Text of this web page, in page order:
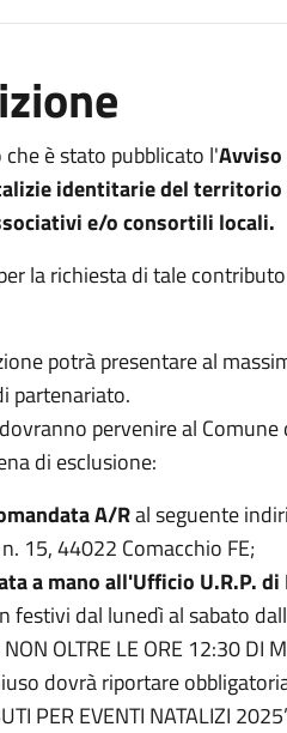
è stato pubblicato l'
identitarie del territorio
e/o consortili locali.
la richiesta di tale
potrà presentare al
partenariato.
pervenire al
di esclusione:
A/Ral seguente
15, 44022 Comacchio FE;
a mano all'Ufficio U.R.P.
festivi dal lunedì al sabato
NON OLTRE LE ORE 12:30 DI
dovrà riportare
PER EVENTI NATALIZI